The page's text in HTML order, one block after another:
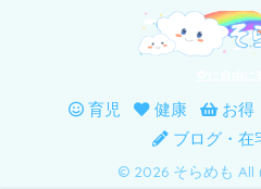
育児 健康 お得
ブログ・在
© 2026 そらめも All